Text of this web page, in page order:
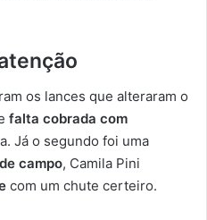
os lances que alteraram o
falta cobrada com
Já o segundo foi uma
campo, Camila Pini
com um chute certeiro.